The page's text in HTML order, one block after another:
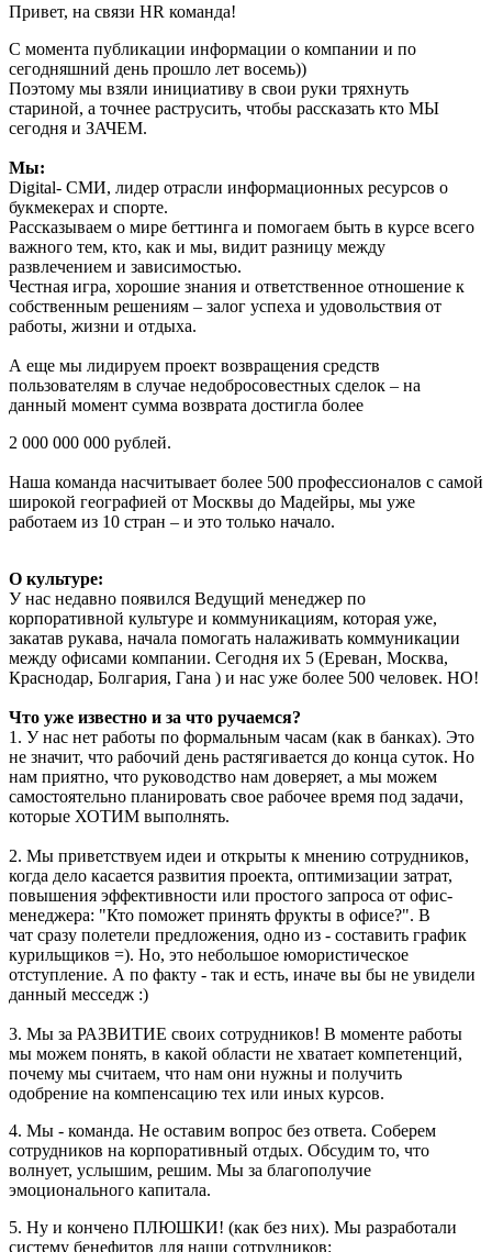
Привет, на связи HR команда!
С момента публикации информации о компании и по
сегодняшний день прошло лет восемь))
Поэтому мы взяли инициативу в свои руки тряхнуть
стариной, а точнее раструсить, чтобы рассказать кто МЫ
сегодня и ЗАЧЕМ.
Мы:
Digital- СМИ, лидер отрасли информационных ресурсов о
букмекерах и спорте.
Рассказываем о мире беттинга и помогаем быть в курсе всего
важного тем, кто, как и мы, видит разницу между
развлечением и зависимостью.
Честная игра, хорошие знания и ответственное отношение к
собственным решениям – залог успеха и удовольствия от
работы, жизни и отдыха.
А еще мы лидируем проект возвращения средств
пользователям в случае недобросовестных сделок – на
данный момент сумма возврата достигла более
2 000 000 000 рублей.
Наша команда насчитывает более 500 профессионалов с самой
широкой географией от Москвы до Мадейры, мы уже
работаем из 10 стран – и это только начало.
О культуре:
У нас недавно появился Ведущий менеджер по
корпоративной культуре и коммуникациям, которая уже,
закатав рукава, начала помогать налаживать коммуникации
между офисами компании. Сегодня их 5 (Ереван, Москва,
Краснодар, Болгария, Гана ) и нас уже более 500 человек. НО!
Что уже известно и за что ручаемся?
1. У нас нет работы по формальным часам (как в банках). Это
не значит, что рабочий день растягивается до конца суток. Но
нам приятно, что руководство нам доверяет, а мы можем
самостоятельно планировать свое рабочее время под задачи,
которые ХОТИМ выполнять.
2. Мы приветствуем идеи и открыты к мнению сотрудников,
когда дело касается развития проекта, оптимизации затрат,
повышения эффективности или простого запроса от офис-
менеджера: "Кто поможет принять фрукты в офисе?". В
чат сразу полетели предложения, одно из - составить график
курильщиков =). Но, это небольшое юмористическое
отступление. А по факту - так и есть, иначе вы бы не увидели
данный месседж :)
3. Мы за РАЗВИТИЕ своих сотрудников! В моменте работы
мы можем понять, в какой области не хватает компетенций,
почему мы считаем, что нам они нужны и получить
одобрение на компенсацию тех или иных курсов.
4. Мы - команда. Не оставим вопрос без ответа. Соберем
сотрудников на корпоративный отдых. Обсудим то, что
волнует, услышим, решим. Мы за благополучие
эмоционального капитала.
5. Ну и кончено ПЛЮШКИ! (как без них). Мы разработали
систему бенефитов для наши сотрудников: